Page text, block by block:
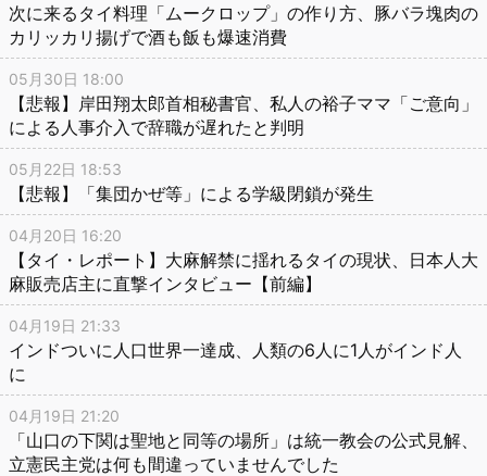
次に来るタイ料理「ムークロップ」の作り方、豚バラ塊肉の
カリッカリ揚げで酒も飯も爆速消費
05月30日 18:00
【悲報】岸田翔太郎首相秘書官、私人の裕子ママ「ご意向」
による人事介入で辞職が遅れたと判明
05月22日 18:53
【悲報】「集団かぜ等」による学級閉鎖が発生
04月20日 16:20
【タイ・レポート】大麻解禁に揺れるタイの現状、日本人大
麻販売店主に直撃インタビュー【前編】
04月19日 21:33
インドついに人口世界一達成、人類の6人に1人がインド人
に
04月19日 21:20
「山口の下関は聖地と同等の場所」は統一教会の公式見解、
立憲民主党は何も間違っていませんでした